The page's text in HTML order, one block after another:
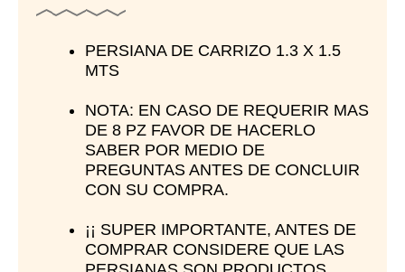
PERSIANA DE CARRIZO 1.3 X 1.5
MTS
NOTA: EN CASO DE REQUERIR MAS
DE 8 PZ FAVOR DE HACERLO
SABER POR MEDIO DE
PREGUNTAS ANTES DE CONCLUIR
CON SU COMPRA.
¡¡ SUPER IMPORTANTE, ANTES DE
COMPRAR CONSIDERE QUE LAS